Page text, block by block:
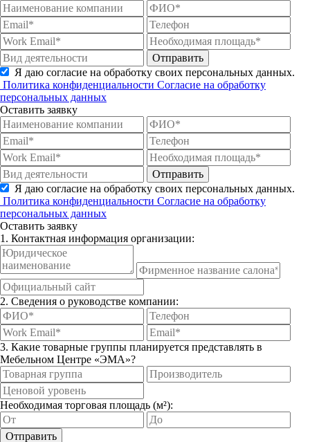
Отправить
Я даю согласие на обработку своих персональных данных.
Политика конфиденциальности Согласие на обработку
персональных данных
Оставить заявку
Отправить
Я даю согласие на обработку своих персональных данных.
Политика конфиденциальности Согласие на обработку
персональных данных
Оставить заявку
1. Контактная информация организации:
2. Сведения о руководстве компании:
3. Какие товарные группы планируется представлять в
Мебельном Центре «ЭМА»?
Необходимая торговая площадь (м²):
Отправить